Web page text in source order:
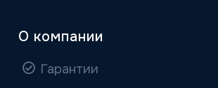
О компании
Гарантии